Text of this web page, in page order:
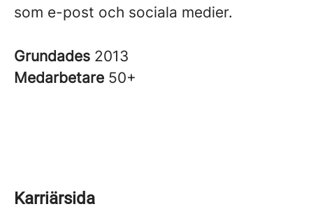
som e-post och sociala medier.
Grundades 2013
Medarbetare 50+
Karriärsida